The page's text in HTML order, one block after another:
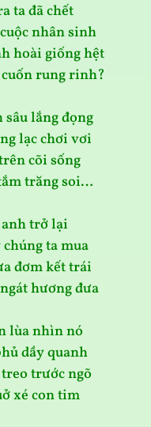
ta đã chết
nhân sinh
hoài giống hệt
rung rinh?
lắng đọng
lạc chơi vơi
cõi sống
trăng soi…
trở lại
ta mua
đơm kết trái
hương đưa
lùa nhìn nó
dầy quanh
trước ngõ
xé con tim